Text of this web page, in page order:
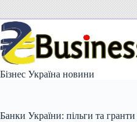
вмісту
Бізнес Україна новини
Банки України: пільги та